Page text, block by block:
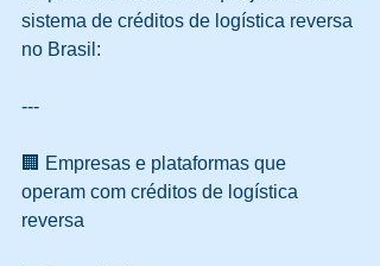
sistema de créditos de logística reversa
no Brasil:
---
🏢 Empresas e plataformas que
operam com créditos de logística
reversa